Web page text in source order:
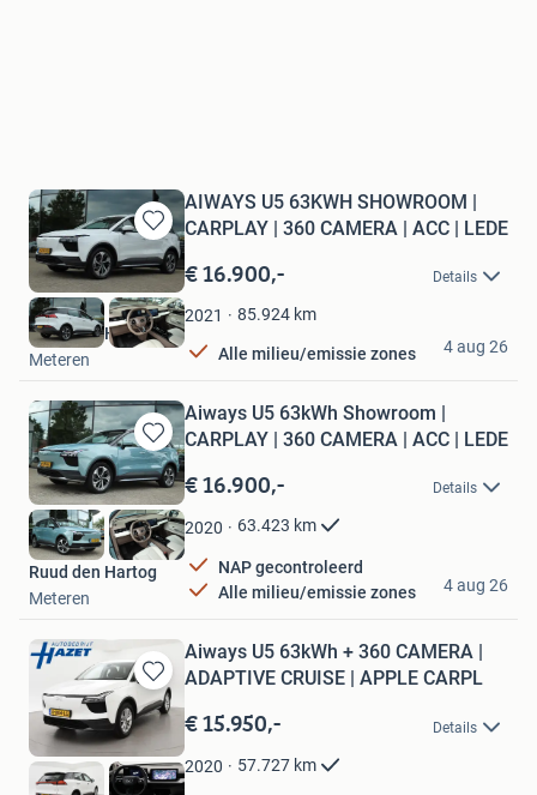
Bewaren
in
Mijn
Favorieten
AIWAYS U5 63KWH SHOWROOM |
CARPLAY | 360 CAMERA | ACC | LEDE
€ 16.900,- Details
2021 85.924 km
Alle milieu/emissie zones
Ruud den Hartog
Meteren
4 aug 26
Bewaren
in
Mijn
Favorieten
Aiways U5 63kWh Showroom |
CARPLAY | 360 CAMERA | ACC | LEDE
€ 16.900,- Details
2020 63.423 km
NAP gecontroleerd
Alle milieu/emissie zones
Ruud den Hartog
Meteren
4 aug 26
Bewaren
in
Mijn
Favorieten
Aiways U5 63kWh + 360 CAMERA |
ADAPTIVE CRUISE | APPLE CARPL
€ 15.950,- Details
2020 57.727 km